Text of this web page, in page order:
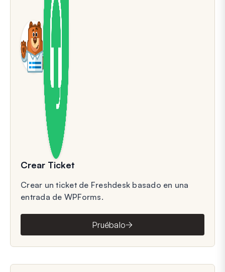
Crear Ticket
Crear un ticket de Freshdesk basado en una
entrada de WPForms.
Pruébalo